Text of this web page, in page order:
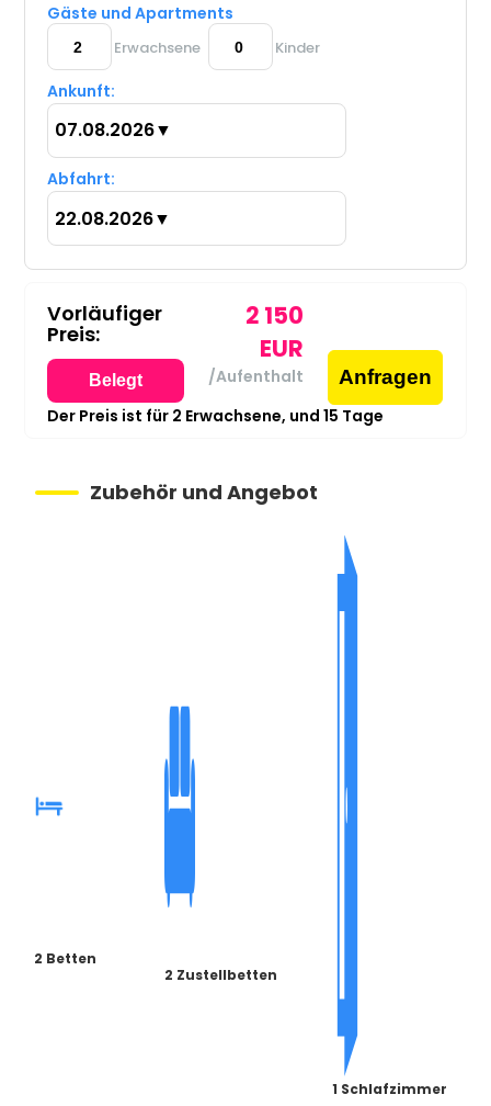
Gäste und Apartments
Erwachsene Kinder
Ankunft:
07.08.2026▼
Abfahrt:
22.08.2026▼
Vorläufiger
Preis:
Belegt
2 150
EUR
/Aufenthalt Anfragen
Der Preis ist für 2 Erwachsene, und 15 Tage
Zubehör und Angebot
2 Betten
2 Zustellbetten
1 Schlafzimmer